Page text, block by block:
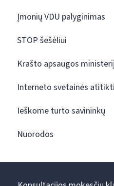
Įmonių VDU palyginimas
STOP šešėliui
Krašto apsaugos
Interneto svetainės
Ieškome turto savininkų
Nuorodos